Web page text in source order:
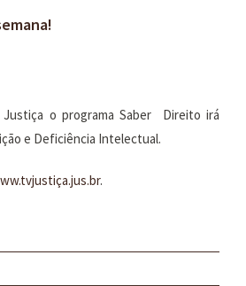
Justiça o programa Saber Direito irá
e Deficiência Intelectual.
.